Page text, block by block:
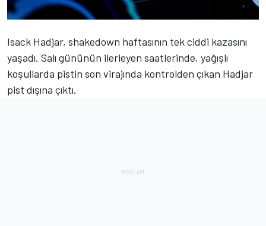
Isack Hadjar, shakedown haftasının tek ciddi kazasını
yaşadı. Salı gününün ilerleyen saatlerinde, yağışlı
koşullarda pistin son virajında kontrolden çıkan Hadjar
pist dışına çıktı.